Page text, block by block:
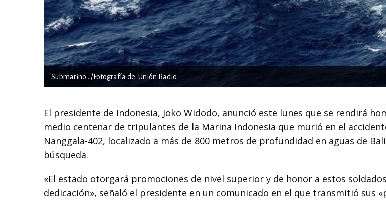
Submarino . /Fotografía de: Unión Radio
El presidente de Indonesia, Joko Widodo, anunció este lunes que se rendirá
medio centenar de tripulantes de la Marina indonesia que murió en el
Nanggala-402, localizado a más de 800 metros de profundidad en aguas de
búsqueda.
«El estado otorgará promociones de nivel superior y de honor a estos
dedicación», señaló el presidente en un comunicado en el que transmitió sus